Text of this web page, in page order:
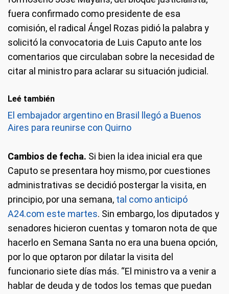
fuera confirmado como presidente de esa
comisión, el radical Ángel Rozas pidió la palabra y
solicitó la convocatoria de Luis Caputo ante los
comentarios que circulaban sobre la necesidad de
citar al ministro para aclarar su situación judicial.
Leé también
El embajador argentino en Brasil llegó a Buenos
Aires para reunirse con Quirno
Cambios de fecha. Si bien la idea inicial era que
Caputo se presentara hoy mismo, por cuestiones
administrativas se decidió postergar la visita, en
principio, por una semana, tal como anticipó
A24.com este martes. Sin embargo, los diputados y
senadores hicieron cuentas y tomaron nota de que
hacerlo en Semana Santa no era una buena opción,
por lo que optaron por dilatar la visita del
funcionario siete días más. “El ministro va a venir a
hablar de deuda y de todos los temas que puedan